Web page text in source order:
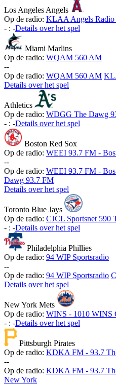
Los Angeles Angels
Op de radio: KLAA Angels
- : -Details over het spel
Miami Marlins
Op de radio: WQAM 560 AM
--
Op de radio: WQAM 560 AM
Details over het spel
Athletics
Op de radio: WDGG The Dawg
- : -Details over het spel
Boston Red Sox
Op de radio: WEEI 93.7 FM -
--
Op de radio: WEEI 93.7 FM -
Dawg 93.7 FM
Details over het spel
Toronto Blue Jays
Op de radio: CJCL Sportsnet 590
- : -Details over het spel
Philadelphia Phillies
Op de radio: 94 WIP Sportsradio
--
Op de radio: 94 WIP Sportsradio
Details over het spel
New York Mets
Op de radio: WINS - 1010 WINS
- : -Details over het spel
Pittsburgh Pirates
Op de radio: KDKA FM - 93.7
--
Op de radio: KDKA FM - 93.7
New York